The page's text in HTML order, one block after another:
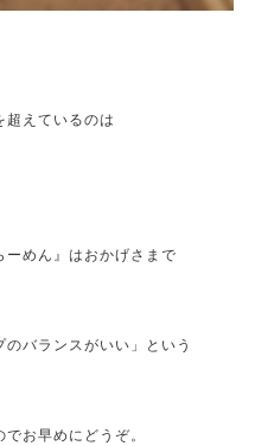
超えているのは
ーめん』はおかげさまで
バランスがいい」という
お早めにどうぞ。